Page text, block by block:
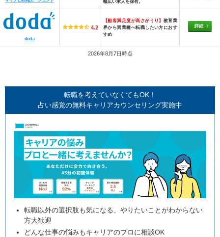
幅広い求人を保有。
doda
4.2
【顧客満足度が高さがうり】 教育業
界から異業種へ転職したい方におす
すめ
詳細
2026年8月7日時点
転職を考えていなくてもOK！
占い感覚の無料キャリアカウンセリング実施中
転職以外の選択肢も気になる、やりたいことがわからない
方大歓迎
どんな仕事の悩みもキャリアのプロに相談OK